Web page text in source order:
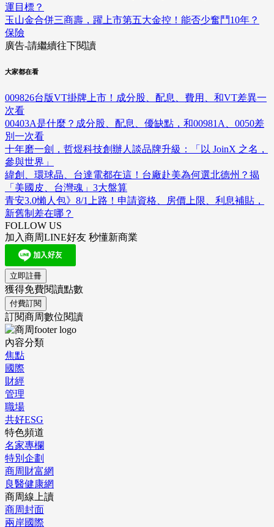
運目標？
玉山金合併三商壽，躍上市第五大金控！能否少奮鬥10年？
保險
廣告-請繼續往下閱讀
大家都在看
009826台版VT掛牌上市！成分股、配息、費用、和VT差異一
次看
00403A是什麼？成分股、配息、優缺點，和00981A、0050差
別一次看
十年磨一劍，哲煜科技創辦人談品牌升級：「以 JoinX 之名，
參與世界」
緯創、環球晶、台達電都在這！台廠赴美為何選北德州？揭
「美國皮、台灣魂」3大盤算
青安3.0懶人包》8/1上路！申請資格、房價上限、利息補貼，
新舊制差在哪？
FOLLOW US
加入商周LINE好友 秒懂新商業
立即註冊
獲得免費閱讀點數
付費訂閱
訂閱商周數位閱讀
內容分類
焦點
國際
財經
管理
職場
共好ESG
特色頻道
名家專欄
特別企劃
商周財富網
良醫健康網
商周線上讀
商周封面
兩岸國際